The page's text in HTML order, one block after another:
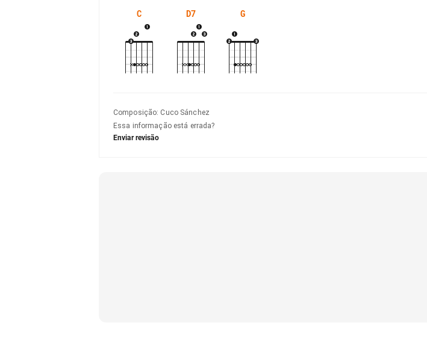
C D7 G
Composição: Cuco Sánchez
Essa informação está errada?
Enviar revisão